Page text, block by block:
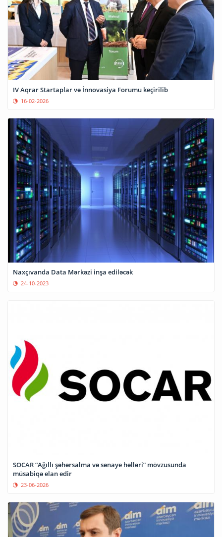
IV Aqrar Startaplar və İnnovasiya Forumu keçirilib
16-02-2026
Naxçıvanda Data Mərkəzi inşa ediləcək
24-10-2023
SOCAR “Ağıllı şəhərsalma və sənaye həlləri” mövzusunda
müsabiqə elan edir
23-06-2026